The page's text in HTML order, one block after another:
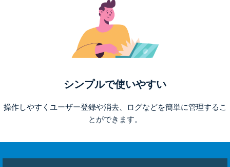
シンプルで使いやすい
操作しやすくユーザー登録や消去、ログなどを簡単に管理するこ
とができます。